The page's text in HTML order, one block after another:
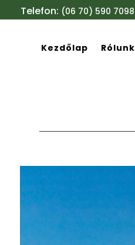
Telefon: (06 70) 590 7098
Kezdőlap Rólunk